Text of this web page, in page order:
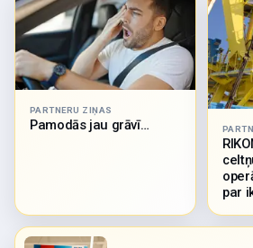
PARTNERU ZIŅAS
Pamodās jau grāvī…
par